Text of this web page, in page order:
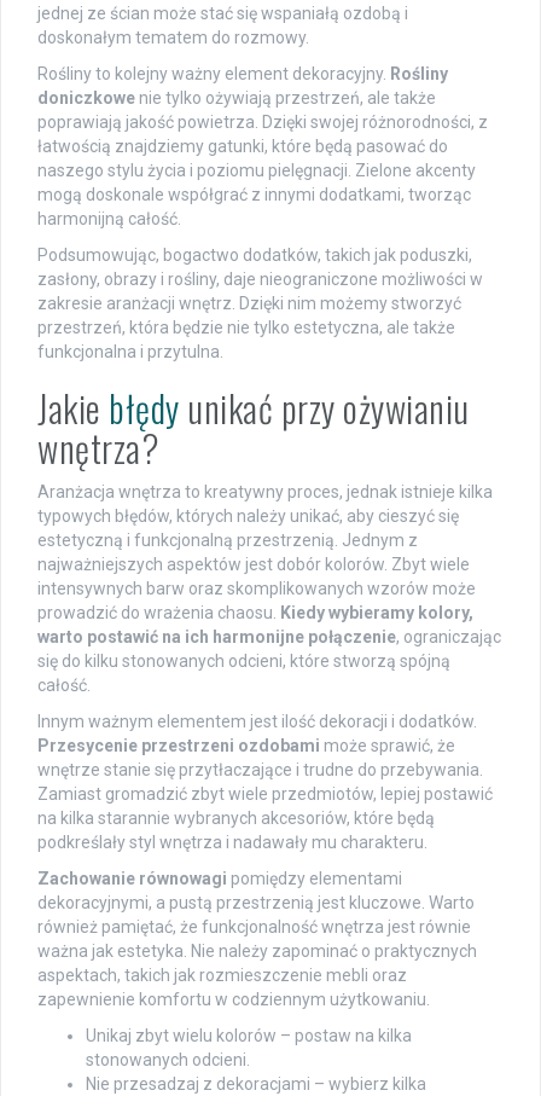
jednej ze ścian może stać się wspaniałą ozdobą i
doskonałym tematem do rozmowy.
Rośliny to kolejny ważny element dekoracyjny. Rośliny
doniczkowe nie tylko ożywiają przestrzeń, ale także
poprawiają jakość powietrza. Dzięki swojej różnorodności, z
łatwością znajdziemy gatunki, które będą pasować do
naszego stylu życia i poziomu pielęgnacji. Zielone akcenty
mogą doskonale współgrać z innymi dodatkami, tworząc
harmonijną całość.
Podsumowując, bogactwo dodatków, takich jak poduszki,
zasłony, obrazy i rośliny, daje nieograniczone możliwości w
zakresie aranżacji wnętrz. Dzięki nim możemy stworzyć
przestrzeń, która będzie nie tylko estetyczna, ale także
funkcjonalna i przytulna.
Jakie błędy unikać przy ożywianiu
wnętrza?
Aranżacja wnętrza to kreatywny proces, jednak istnieje kilka
typowych błędów, których należy unikać, aby cieszyć się
estetyczną i funkcjonalną przestrzenią. Jednym z
najważniejszych aspektów jest dobór kolorów. Zbyt wiele
intensywnych barw oraz skomplikowanych wzorów może
prowadzić do wrażenia chaosu.
Kiedy wybieramy kolory,
warto postawić na ich harmonijne połączenie, ograniczając
się do kilku stonowanych odcieni, które stworzą spójną
całość.
Innym ważnym elementem jest ilość dekoracji i dodatków.
Przesycenie przestrzeni ozdobami może sprawić, że
wnętrze stanie się przytłaczające i trudne do przebywania.
Zamiast gromadzić zbyt wiele przedmiotów, lepiej postawić
na kilka starannie wybranych akcesoriów, które będą
podkreślały styl wnętrza i nadawały mu charakteru.
Zachowanie równowagi pomiędzy elementami
dekoracyjnymi, a pustą przestrzenią jest kluczowe. Warto
również pamiętać, że funkcjonalność wnętrza jest równie
ważna jak estetyka. Nie należy zapominać o praktycznych
aspektach, takich jak rozmieszczenie mebli oraz
zapewnienie komfortu w codziennym użytkowaniu.
Unikaj zbyt wielu kolorów – postaw na kilka
stonowanych odcieni.
Nie przesadzaj z dekoracjami – wybierz kilka